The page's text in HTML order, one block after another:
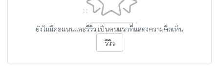
ยังไม่มีคะแนนและรีวิว เป็นคนแรกที่แสดงความคิดเห็น
รีวิว